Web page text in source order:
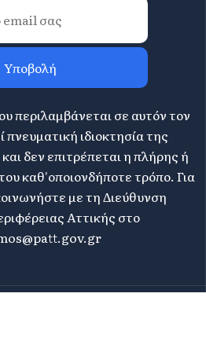
Υποβολή
περιλαμβάνεται σε αυτόν τον
πνευματική ιδιοκτησία της
δεν επιτρέπεται η πλήρης ή
καθ'οποιονδήποτε τρόπο. Για
με τη Διεύθυνση
Αττικής στο